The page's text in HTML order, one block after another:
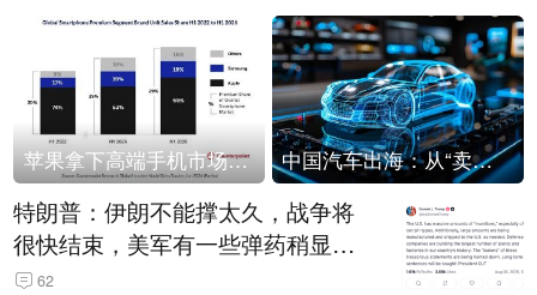
苹果拿下高端手机市场65%的份额：iPhone 17系列功不可没 中国汽车出海：从“卖出去”到“走进去”
特朗普：伊朗不能撑太久，战争将
很快结束，美军有一些弹药稍显紧
张！伊朗公布拟议的海峡管理文本
62